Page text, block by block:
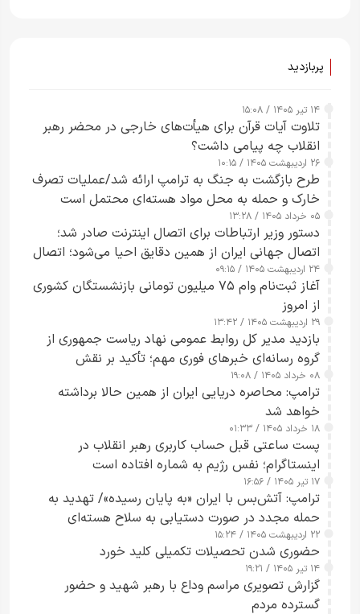
پربازدید
۱۴ تیر ۱۴۰۵ / ۱۵:۰۸
تلاوت آیات قرآن برای هیأت‌های خارجی در محضر رهبر
انقلاب چه پیامی داشت؟
۲۶ اردیبهشت ۱۴۰۵ / ۱۰:۱۵
طرح‌ بازگشت به جنگ به ترامپ ارائه شد/عملیات تصرف
خارک و حمله به محل مواد هسته‌ای محتمل است
۰۵ خرداد ۱۴۰۵ / ۱۳:۲۸
دستور وزیر ارتباطات برای اتصال اینترنت صادر شد؛
اتصال جهانی ایران از همین دقایق احیا می‌شود؛ اتصال
کامل مردم تا ۲۴ ساعت آینده
۲۴ اردیبهشت ۱۴۰۵ / ۰۹:۱۵
آغاز ثبت‌نام وام ۷۵ میلیون تومانی بازنشستگان کشوری
از امروز
۲۹ اردیبهشت ۱۴۰۵ / ۱۳:۴۲
بازدید مدیر کل روابط عمومی نهاد ریاست جمهوری از
گروه رسانه‌ای خبرهای فوری مهم؛ تأکید بر نقش
رسانه‌های هوشمند و مسئول در ارتقای آگاهی عمومی
۰۸ خرداد ۱۴۰۵ / ۱۹:۰۸
ترامپ: محاصره دریایی ایران از همین حالا برداشته
خواهد شد
۱۸ خرداد ۱۴۰۵ / ۰۱:۳۳
پست ساعتی قبل حساب کاربری رهبر انقلاب در
اینستاگرام؛ نفس رژیم به شماره افتاده است​
۱۷ تیر ۱۴۰۵ / ۱۶:۵۶
ترامپ: آتش‌بس با ایران «به پایان رسیده»/ تهدید به
حمله مجدد در صورت دستیابی به سلاح هسته‌ای
۲۲ اردیبهشت ۱۴۰۵ / ۱۵:۲۴
حضوری شدن تحصیلات تکمیلی کلید خورد
۱۴ تیر ۱۴۰۵ / ۱۹:۲۱
گزارش تصویری مراسم وداع با رهبر شهید و حضور
گسترده مردم